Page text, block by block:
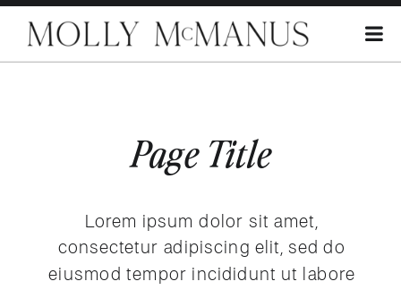
Page Title
Lorem ipsum dolor sit amet,
consectetur adipiscing elit, sed do
eiusmod tempor incididunt ut labore